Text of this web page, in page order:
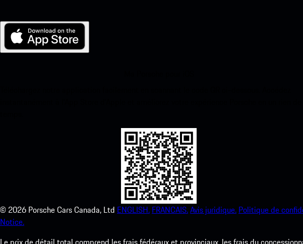
© 2026 Porsche Cars Canada, Ltd ENGLISH. FRANCAIS.Avis juridique. Politique de
Notice.